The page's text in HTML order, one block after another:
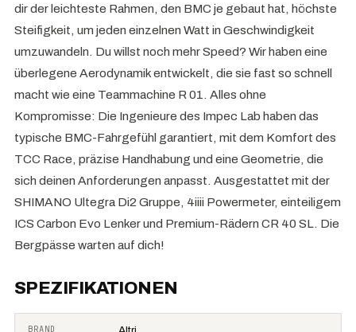
dir der leichteste Rahmen, den BMC je gebaut hat, höchste
Steifigkeit, um jeden einzelnen Watt in Geschwindigkeit
umzuwandeln. Du willst noch mehr Speed? Wir haben eine
überlegene Aerodynamik entwickelt, die sie fast so schnell
macht wie eine Teammachine R 01. Alles ohne
Kompromisse: Die Ingenieure des Impec Lab haben das
typische BMC-Fahrgefühl garantiert, mit dem Komfort des
TCC Race, präzise Handhabung und eine Geometrie, die
sich deinen Anforderungen anpasst. Ausgestattet mit der
SHIMANO Ultegra Di2 Gruppe, 4iiii Powermeter, einteiligem
ICS Carbon Evo Lenker und Premium-Rädern CR 40 SL. Die
Bergpässe warten auf dich!
SPEZIFIKATIONEN
BRAND